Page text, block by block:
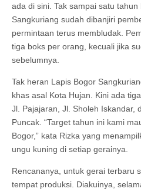
ada di sini. Tak sampai satu
Sangkuriang sudah dibanjiri
permintaan terus membludak.
tiga boks per orang, kecuali jika
sebelumnya.
Tak heran Lapis Bogor
khas asal Kota Hujan. Kini ada
Jl. Pajajaran, Jl. Sholeh Iskandar,
Puncak. “Target tahun ini kami
Bogor,” kata Rizka yang
ungu kuning di setiap gerainya.
Rencananya, untuk gerai terbaru
tempat produksi. Diakuinya,